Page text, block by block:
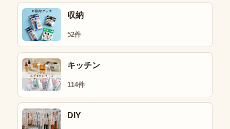
収納
52件
キッチン
114件
DIY